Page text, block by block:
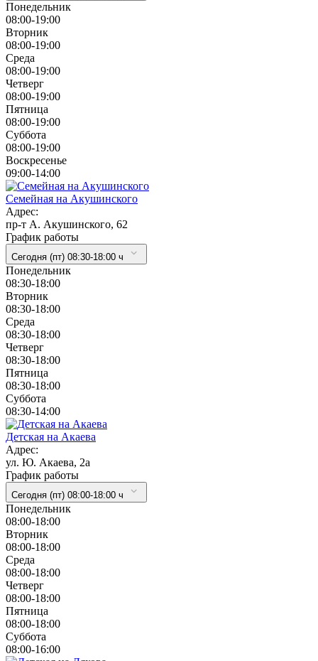
Понедельник
08:00-19:00
Вторник
08:00-19:00
Cреда
08:00-19:00
Четверг
08:00-19:00
Пятница
08:00-19:00
Суббота
08:00-19:00
Воскресенье
09:00-14:00
Семейная на Акушинского
Адрес:
пр-т А. Акушинского, 62
График работы
Сегодня (пт) 08:30-18:00 ч
Понедельник
08:30-18:00
Вторник
08:30-18:00
Cреда
08:30-18:00
Четверг
08:30-18:00
Пятница
08:30-18:00
Суббота
08:30-14:00
Детская на Акаева
Адрес:
ул. Ю. Акаева, 2а
График работы
Сегодня (пт) 08:00-18:00 ч
Понедельник
08:00-18:00
Вторник
08:00-18:00
Cреда
08:00-18:00
Четверг
08:00-18:00
Пятница
08:00-18:00
Суббота
08:00-16:00